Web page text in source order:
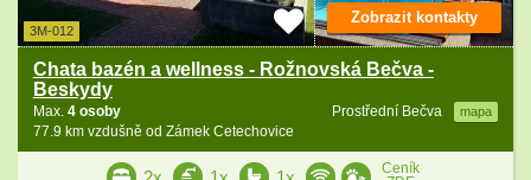
3M-012
Chata bazén a wellness - Rožnovská Bečva -
Beskydy
Prostřední Bečva mapa
Max. 4 osoby
77.9 km vzdušně od Zámek Cetechovice
Zobrazit kontakty
Ceník